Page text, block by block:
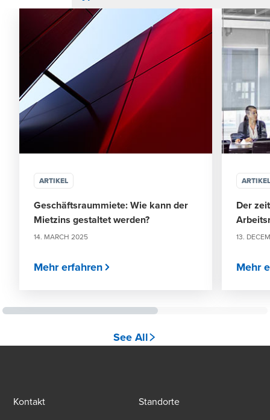
ARTIKEL
Geschäftsraummiete: Wie kann der
Mietzins gestaltet werden?
14. MARCH 2025
Mehr erfahren
ARTIKEL
Der
13.
Mehr
See All
Kontakt
Standorte